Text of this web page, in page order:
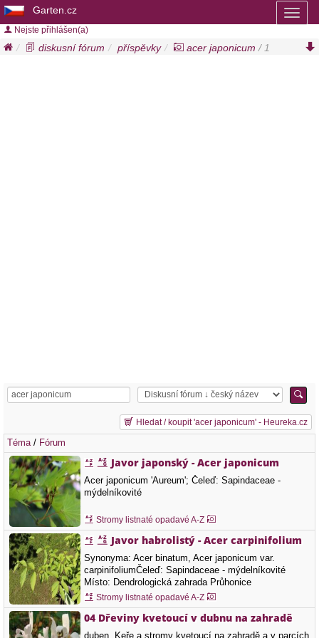
Garten.cz
Nejste přihlášen(a)
diskusní fórum příspěvky acer japonicum / 1
Hledat / koupit 'acer japonicum' - Heureka.cz
Téma / Fórum
Javor japonský - Acer japonicum
Acer japonicum 'Aureum'; Čeleď: Sapindaceae -
mýdelníkovité
Stromy listnaté opadavé A-Z
Javor habrolistý - Acer carpinifolium
Synonyma: Acer binatum, Acer japonicum var.
carpinifoliumČeleď: Sapindaceae - mýdelníkovité
Místo: Dendrologická zahrada Průhonice
Stromy listnaté opadavé A-Z
04 Dřeviny kvetoucí v dubnu na zahradě
duben, Keře a stromy kvetoucí na zahradě a v parcích